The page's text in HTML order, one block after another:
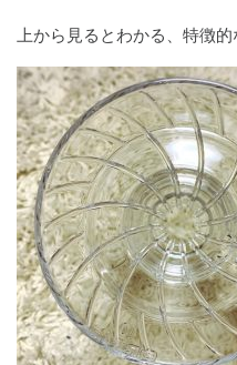
上から見るとわかる、特徴